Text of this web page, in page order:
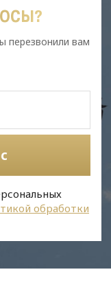
перезвонили вам
обработки